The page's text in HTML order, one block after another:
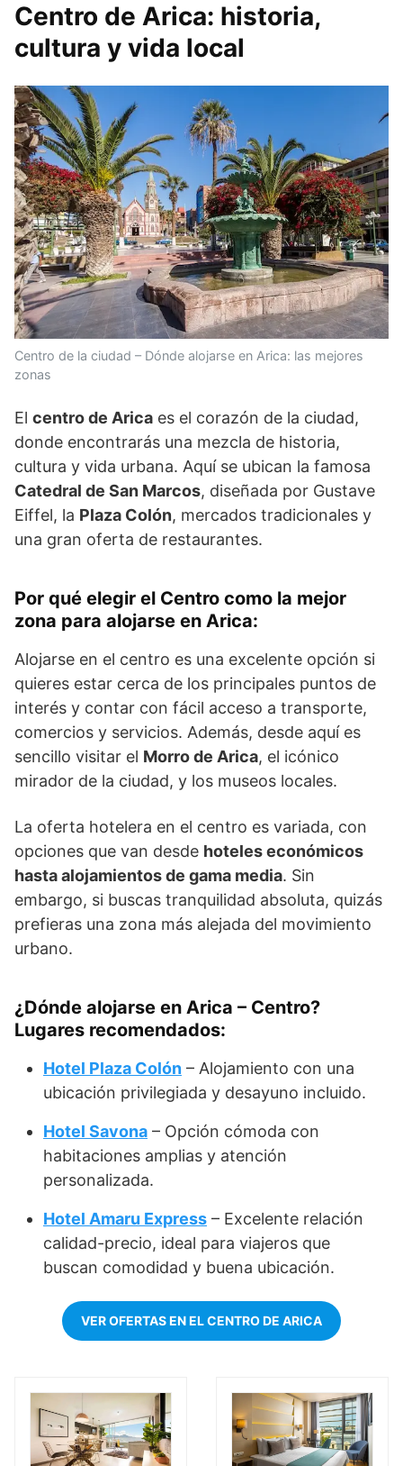
Centro de Arica: historia,
cultura y vida local
Centro de la ciudad – Dónde alojarse en Arica: las mejores
zonas
El centro de Arica es el corazón de la ciudad,
donde encontrarás una mezcla de historia,
cultura y vida urbana. Aquí se ubican la famosa
Catedral de San Marcos, diseñada por Gustave
Eiffel, la Plaza Colón, mercados tradicionales y
una gran oferta de restaurantes.
Por qué elegir el Centro como la mejor
zona para alojarse en Arica:
Alojarse en el centro es una excelente opción si
quieres estar cerca de los principales puntos de
interés y contar con fácil acceso a transporte,
comercios y servicios. Además, desde aquí es
sencillo visitar el Morro de Arica, el icónico
mirador de la ciudad, y los museos locales.
La oferta hotelera en el centro es variada, con
opciones que van desde hoteles económicos
hasta alojamientos de gama media. Sin
embargo, si buscas tranquilidad absoluta, quizás
prefieras una zona más alejada del movimiento
urbano.
¿Dónde alojarse en Arica – Centro?
Lugares recomendados:
Hotel Plaza Colón – Alojamiento con una
ubicación privilegiada y desayuno incluido.
Hotel Savona – Opción cómoda con
habitaciones amplias y atención
personalizada.
Hotel Amaru Express – Excelente relación
calidad-precio, ideal para viajeros que
buscan comodidad y buena ubicación.
VER OFERTAS EN EL CENTRO DE ARICA